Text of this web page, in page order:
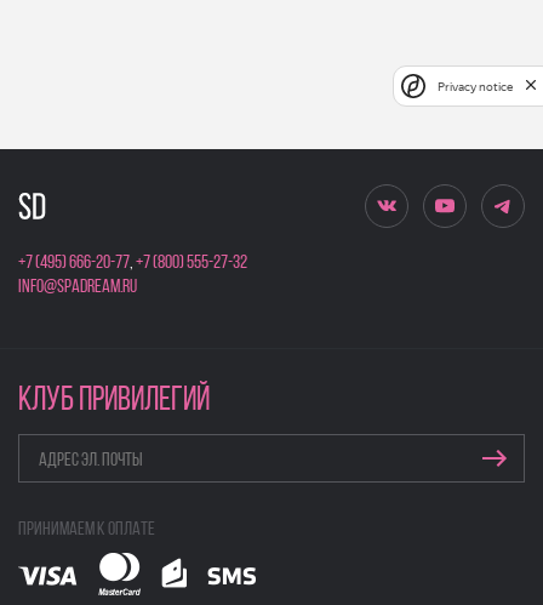
+7 (495) 666-20-77,+7 (800) 555-27-32
info@spadream.ru
КЛУБ ПРИВИЛЕГИЙ
Принимаем к оплате
Privacy notice